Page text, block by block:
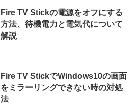
Fire TV Stickの電源をオフにする
方法、待機電力と電気代について
解説
Fire TV StickでWindows10の画面
をミラーリングできない時の対処
法